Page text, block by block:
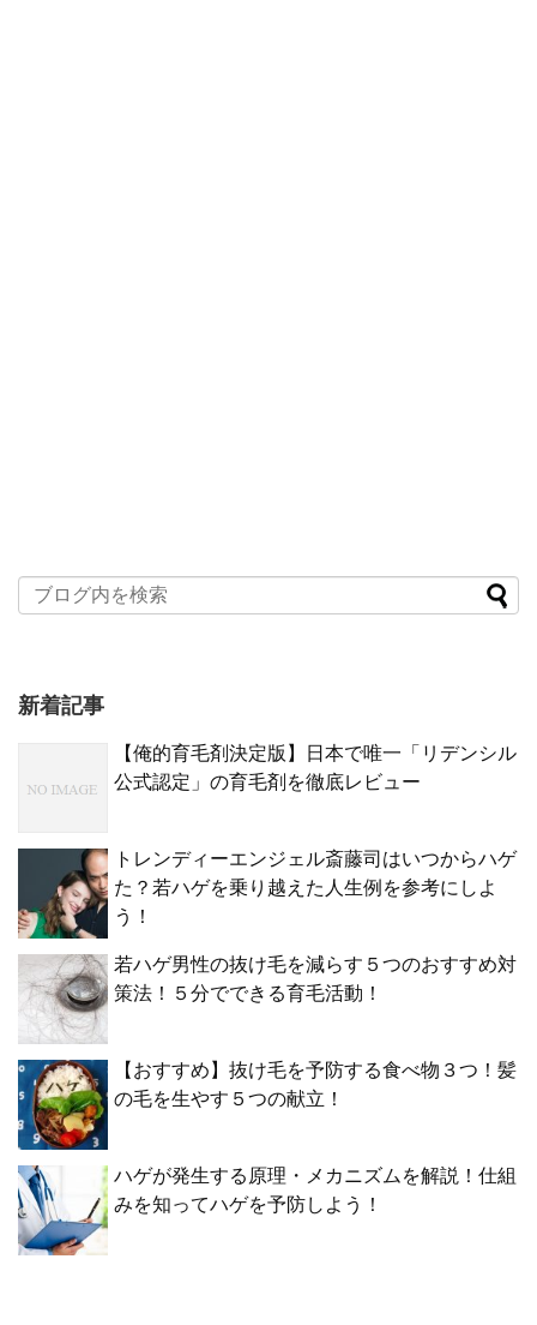
新着記事
【俺的育毛剤決定版】日本で唯一「リデンシル
公式認定」の育毛剤を徹底レビュー
トレンディーエンジェル斎藤司はいつからハゲ
た？若ハゲを乗り越えた人生例を参考にしよ
う！
若ハゲ男性の抜け毛を減らす５つのおすすめ対
策法！５分でできる育毛活動！
【おすすめ】抜け毛を予防する食べ物３つ！髪
の毛を生やす５つの献立！
ハゲが発生する原理・メカニズムを解説！仕組
みを知ってハゲを予防しよう！